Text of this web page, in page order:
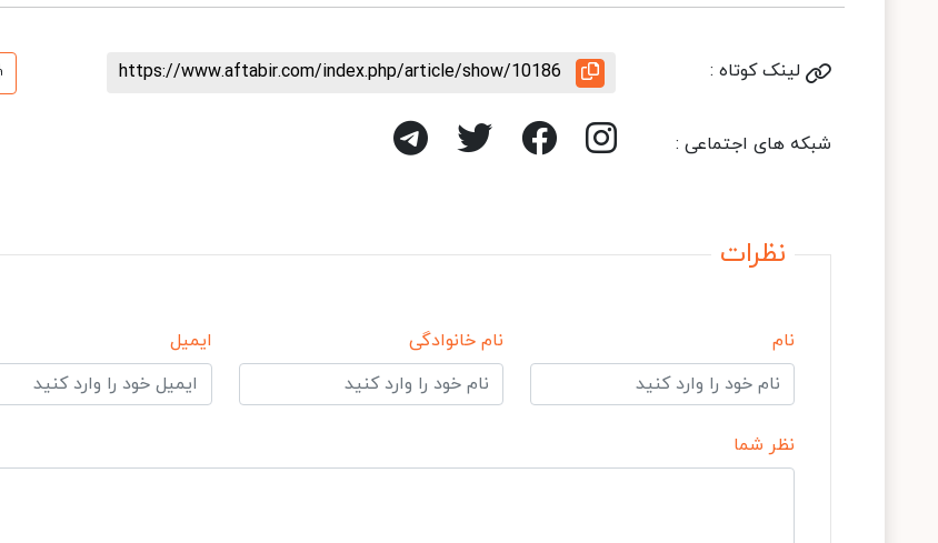
لینک کوتاه : https://www.aftabir.com/index.php/article/show/10186
شبکه های اجتماعی :
نظرات
نام نام خانوادگی ایمیل
نظر شما